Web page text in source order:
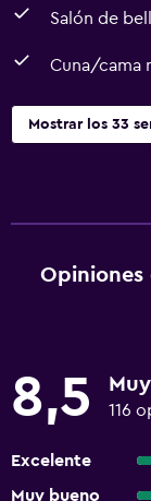
Salón de
Cuna/cama
Mostrar los 33
Opiniones
8,5 116
Excelente
Muy bueno